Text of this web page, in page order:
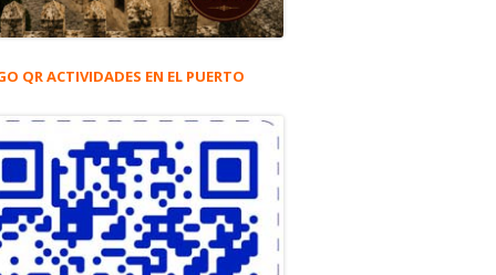
QR ACTIVIDADES EN EL PUERTO